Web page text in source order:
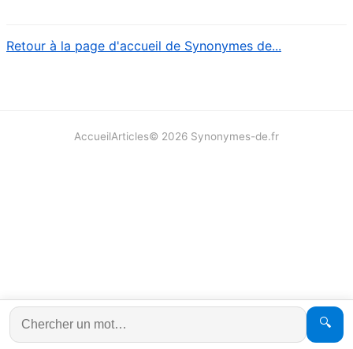
Retour à la page d'accueil de Synonymes de...
🔍
AccueilArticles© 2026 Synonymes-de.fr